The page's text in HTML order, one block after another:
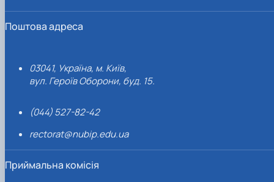
Поштова адреса
03041, Україна, м. Київ,
вул. Героїв Оборони, буд. 15.
(044) 527-82-42
rectorat@nubip.edu.ua
Приймальна комісія